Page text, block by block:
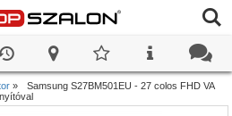
»
Samsung S27BM501EU - 27 colos FHD VA
0
0